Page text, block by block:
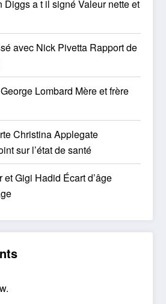
Diggs a t il signé Valeur nette et
avec Nick Pivetta Rapport de
Lombard Mère et frère
Christina Applegate
sur l’état de santé
Gigi Hadid Écart d’âge